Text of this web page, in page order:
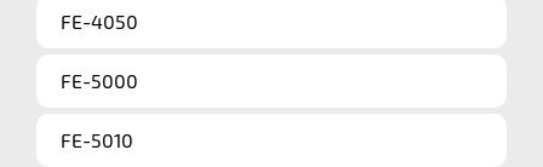
FE-4050
FE-5000
FE-5010